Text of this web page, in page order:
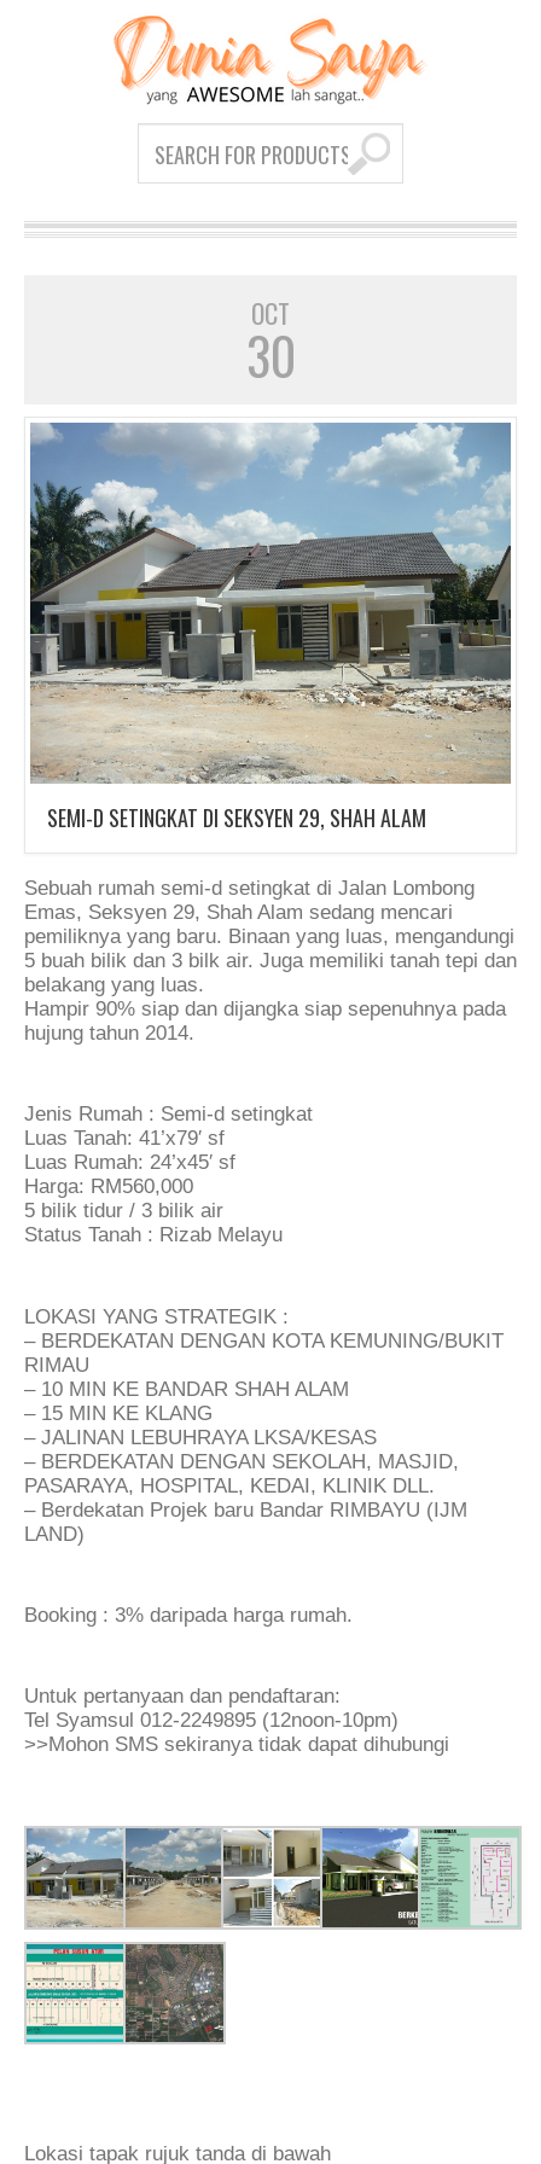
OCT
30
SEMI-D SETINGKAT DI SEKSYEN 29, SHAH ALAM
Sebuah rumah semi-d setingkat di Jalan Lombong
Emas, Seksyen 29, Shah Alam sedang mencari
pemiliknya yang baru. Binaan yang luas, mengandungi
5 buah bilik dan 3 bilk air. Juga memiliki tanah tepi dan
belakang yang luas.
Hampir 90% siap dan dijangka siap sepenuhnya pada
hujung tahun 2014.
Jenis Rumah : Semi-d setingkat
Luas Tanah: 41’x79′ sf
Luas Rumah: 24’x45′ sf
Harga: RM560,000
5 bilik tidur / 3 bilik air
Status Tanah : Rizab Melayu
LOKASI YANG STRATEGIK :
– BERDEKATAN DENGAN KOTA KEMUNING/BUKIT
RIMAU
– 10 MIN KE BANDAR SHAH ALAM
– 15 MIN KE KLANG
– JALINAN LEBUHRAYA LKSA/KESAS
– BERDEKATAN DENGAN SEKOLAH, MASJID,
PASARAYA, HOSPITAL, KEDAI, KLINIK DLL.
– Berdekatan Projek baru Bandar RIMBAYU (IJM
LAND)
Booking : 3% daripada harga rumah.
Untuk pertanyaan dan pendaftaran:
Tel Syamsul 012-2249895 (12noon-10pm)
>>Mohon SMS sekiranya tidak dapat dihubungi
Lokasi tapak rujuk tanda di bawah